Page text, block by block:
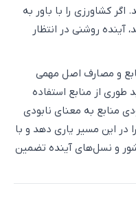
کشاورزی را با باور به
آینده روشنی در انتظار
و مصارف اصل مهمی
طوری از منابع استفاده
منابع به معنای نابودی
در این مسیر یاری دهد و با
و نسل‌های آینده تضمین